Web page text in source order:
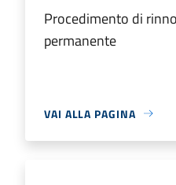
Procedimento di
permanente
VAI ALLA PAGINA